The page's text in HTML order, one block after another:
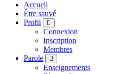
Accueil
Être sauvé
Profil
Connexion
Inscription
Membres
Parole
Enseignements